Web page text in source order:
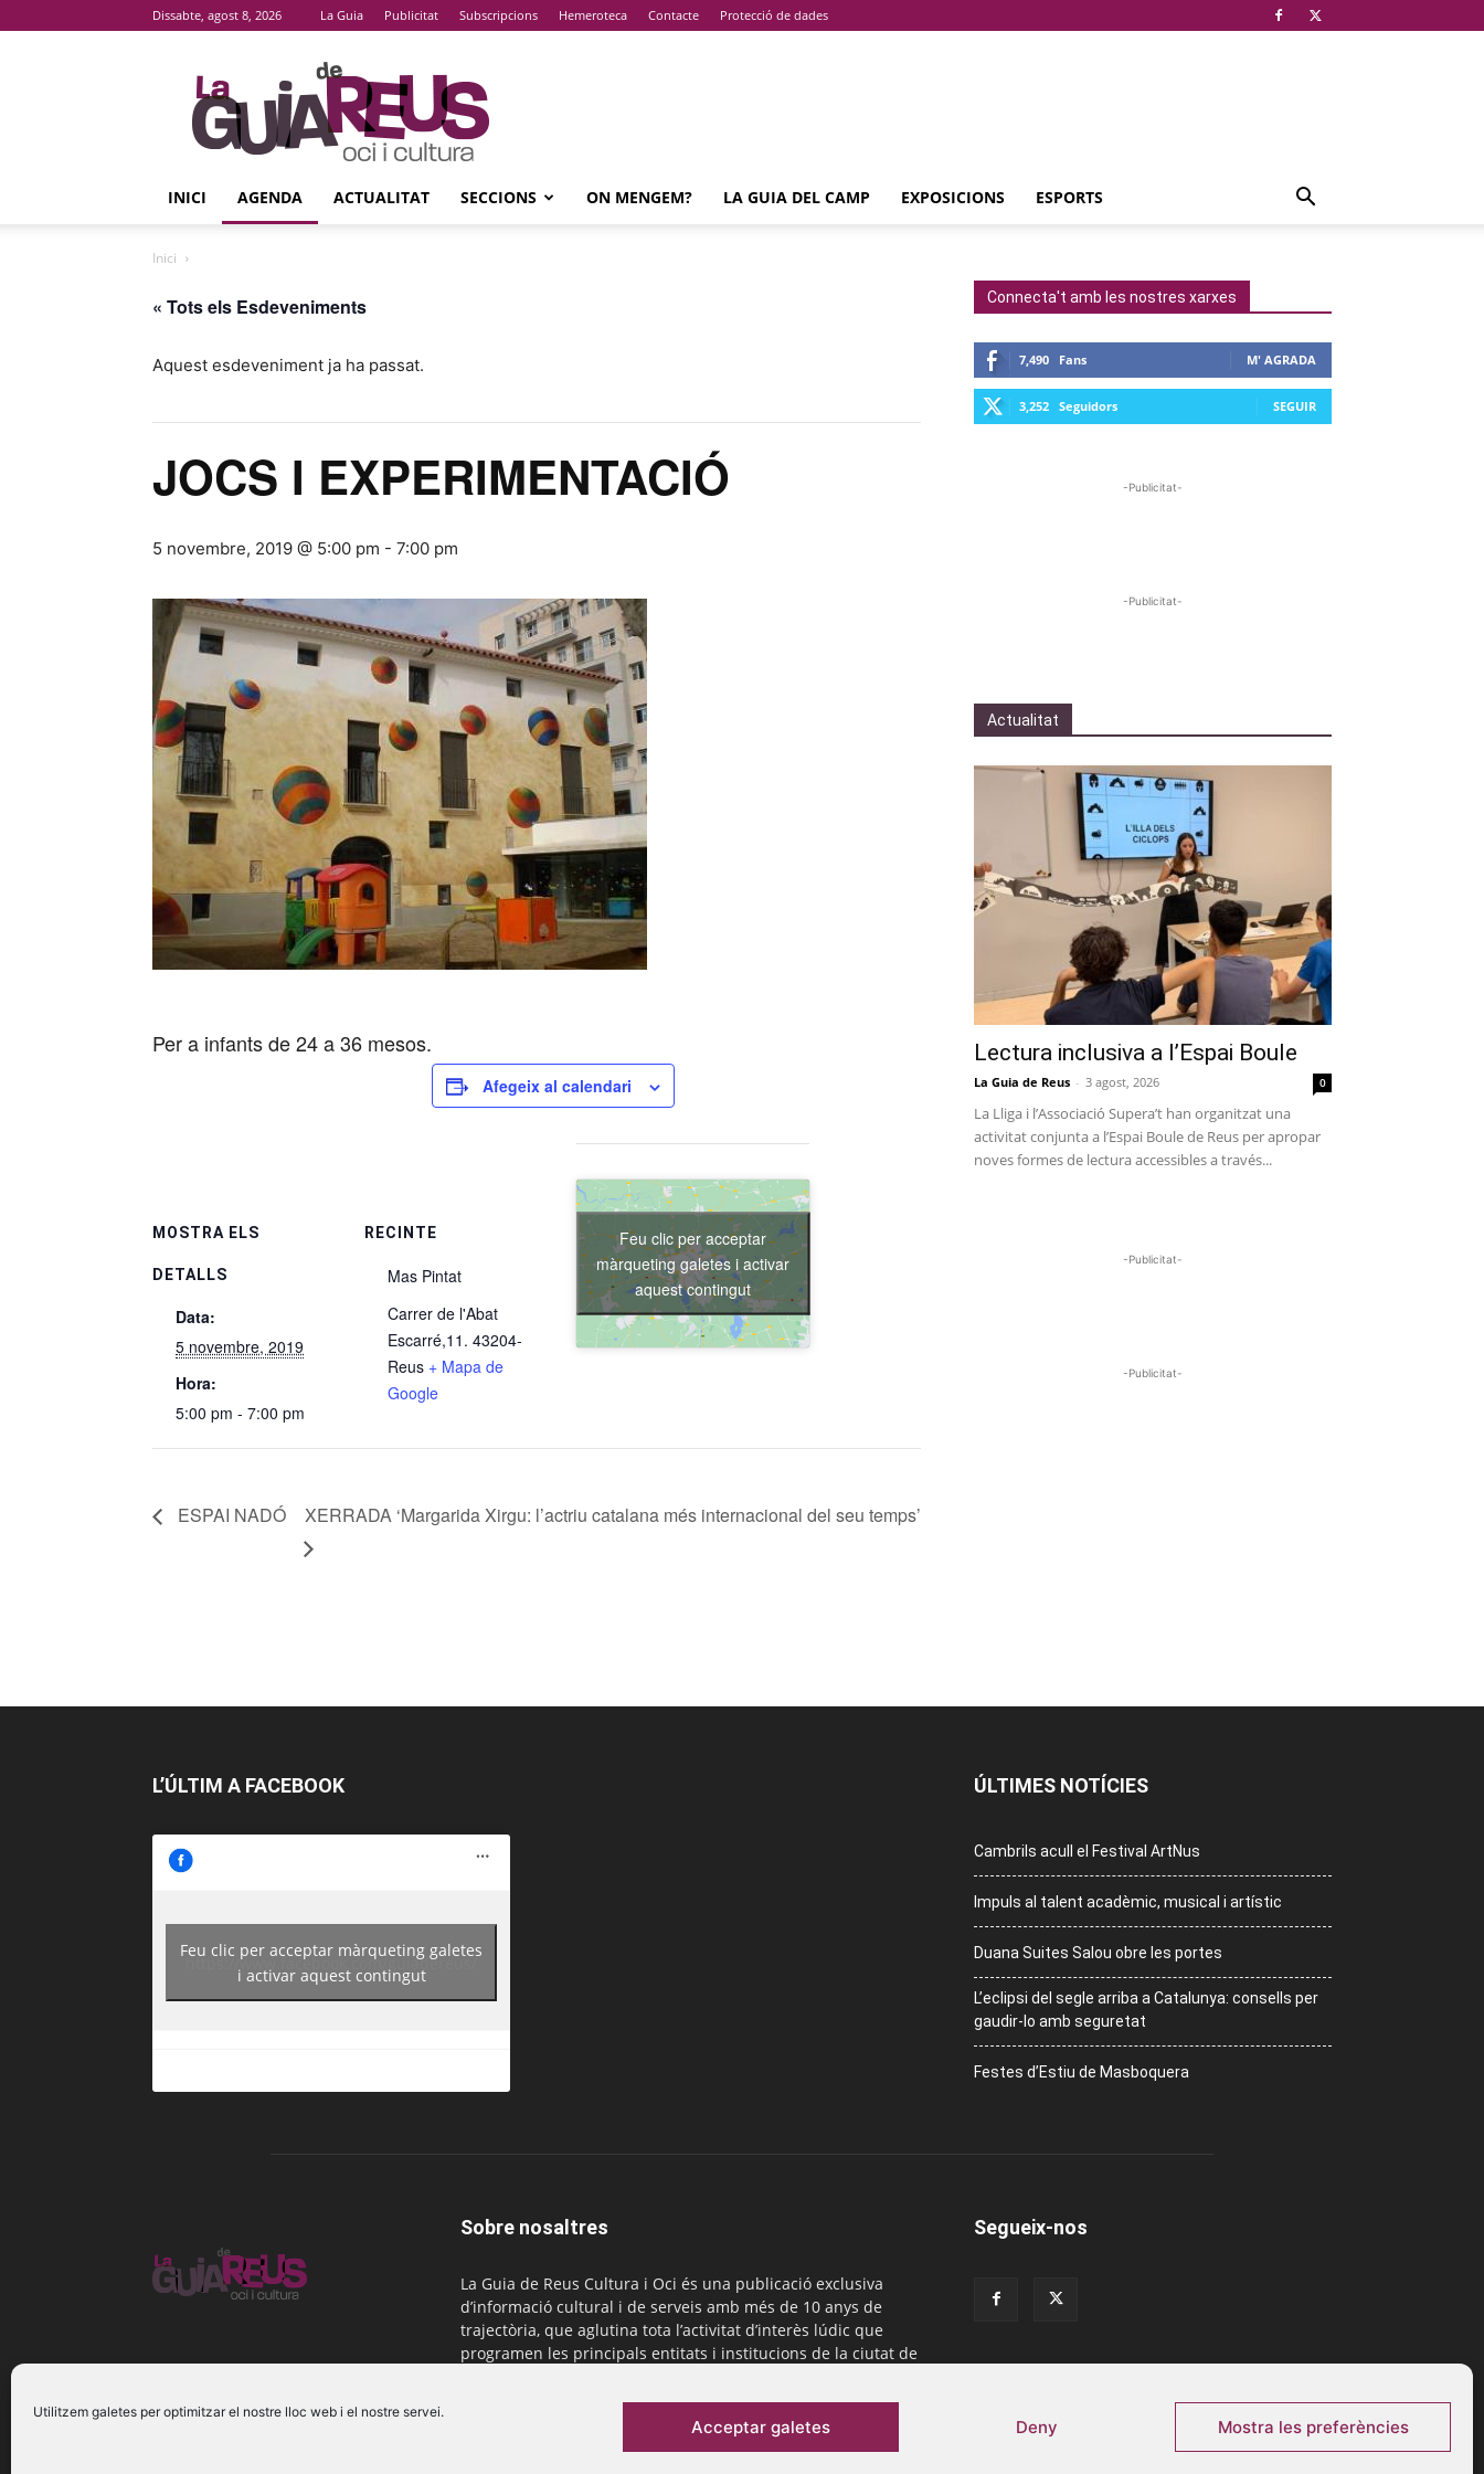
Utilitzem galetes per optimitzar el nostre lloc web i el nostre servei.
Acceptar galetes Deny Mostra les preferències
Dissabte, agost 8, 2026 La Guia Publicitat Subscripcions Hemeroteca Contacte Protecció de dades
La
Guia
De
Reus
INICI AGENDA ACTUALITAT SECCIONS ON MENGEM? LA GUIA DEL CAMP EXPOSICIONS ESPORTS
Inici
« Tots els Esdeveniments
Aquest esdeveniment ja ha passat.
JOCS I EXPERIMENTACIÓ
5 novembre, 2019 @ 5:00 pm - 7:00 pm
Per a infants de 24 a 36 mesos.
Afegeix al calendari
MOSTRA ELS
DETALLS
Data:
5 novembre, 2019
Hora:
5:00 pm - 7:00 pm
RECINTE
Mas Pintat
Carrer de l'Abat
Escarré,11. 43204-
Reus + Mapa de
Google
Feu clic per acceptar
màrqueting galetes i activar
aquest contingut
ESPAI NADÓ XERRADA ‘Margarida Xirgu: l’actriu catalana més internacional del seu temps’
Connecta't amb les nostres xarxes
7,490 Fans M' AGRADA
3,252 Seguidors SEGUIR
-Publicitat-
-Publicitat-
Actualitat
Lectura inclusiva a l’Espai Boule
La Guia de Reus - 3 agost, 2026 0
La Lliga i l’Associació Supera’t han organitzat una
activitat conjunta a l’Espai Boule de Reus per apropar
noves formes de lectura accessibles a través...
-Publicitat-
-Publicitat-
L’ÚLTIM A FACEBOOK
https://www.facebook.com/guiadereus/
Feu clic per acceptar màrqueting galetes
i activar aquest contingut
ÚLTIMES NOTÍCIES
Cambrils acull el Festival ArtNus
Impuls al talent acadèmic, musical i artístic
Duana Suites Salou obre les portes
L’eclipsi del segle arriba a Catalunya: consells per
gaudir-lo amb seguretat
Festes d’Estiu de Masboquera
Sobre nosaltres
La Guia de Reus Cultura i Oci és una publicació exclusiva
d’informació cultural i de serveis amb més de 10 anys de
trajectòria, que aglutina tota l’activitat d’interès lúdic que
programen les principals entitats i institucions de la ciutat de
comercial@laguiadereus.com
Segueix-nos